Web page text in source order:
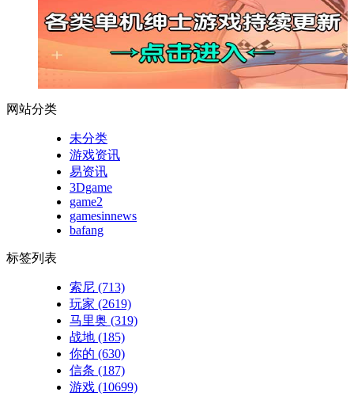
网站分类
未分类
游戏资讯
易资讯
3Dgame
game2
gamesinnews
bafang
标签列表
索尼 (713)
玩家 (2619)
马里奥 (319)
战地 (185)
你的 (630)
信条 (187)
游戏 (10699)